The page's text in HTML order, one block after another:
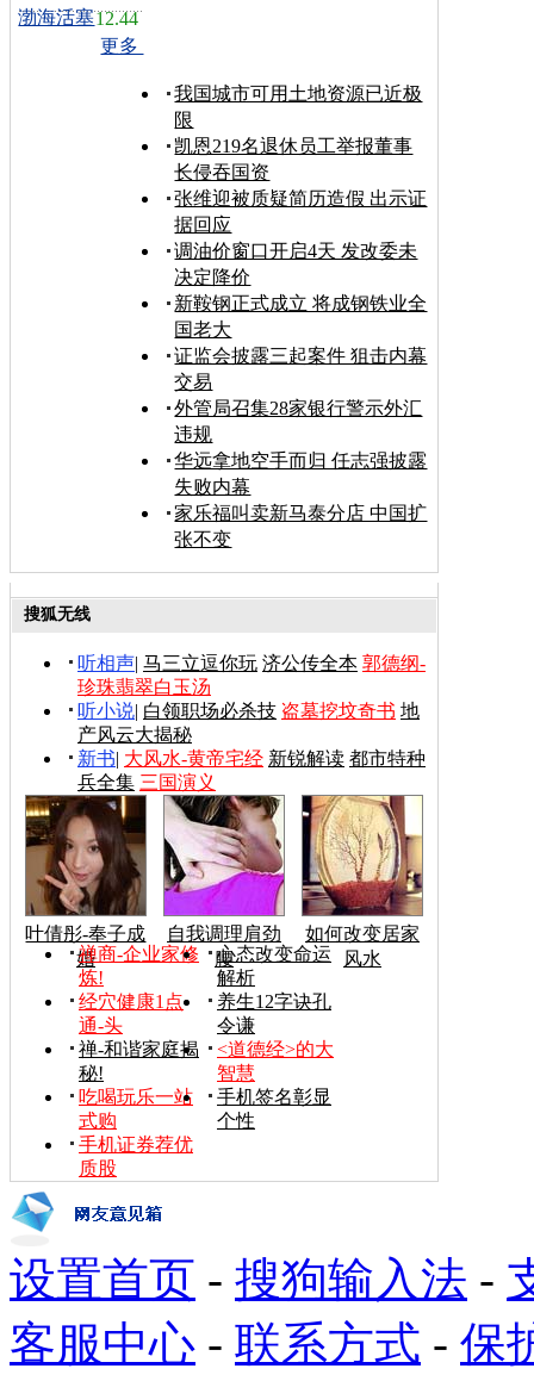
渤海活塞12.44
更多
我国城市可用土地资源已近极
限
凯恩219名退休员工举报董事
长侵吞国资
张维迎被质疑简历造假 出示证
据回应
调油价窗口开启4天 发改委未
决定降价
新鞍钢正式成立 将成钢铁业全
国老大
证监会披露三起案件 狙击内幕
交易
外管局召集28家银行警示外汇
违规
华远拿地空手而归 任志强披露
失败内幕
家乐福叫卖新马泰分店 中国扩
张不变
搜狐无线
听相声| 马三立逗你玩 济公传全本 郭德纲-
珍珠翡翠白玉汤
听小说| 白领职场必杀技 盗墓挖坟奇书 地
产风云大揭秘
新书| 大风水-黄帝宅经 新锐解读 都市特种
兵全集 三国演义
叶倩彤-奉子成
婚
自我调理肩劲
腰
如何改变居家
风水
禅商-企业家修
炼!
心态改变命运
解析
经穴健康1点
通-头
养生12字诀孔
令谦
禅-和谐家庭揭
秘!
<道德经>的大
智慧
吃喝玩乐一站
式购
手机签名彰显
个性
手机证券荐优
质股
设置首页 - 搜狗输入法 -
客服中心 - 联系方式 - 保